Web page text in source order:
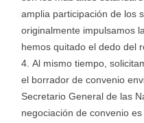
amplia participación de los
originalmente impulsamos
hemos quitado el dedo del
Al mismo tiempo,
el borrador de convenio
Secretario General de las
negociación de convenio